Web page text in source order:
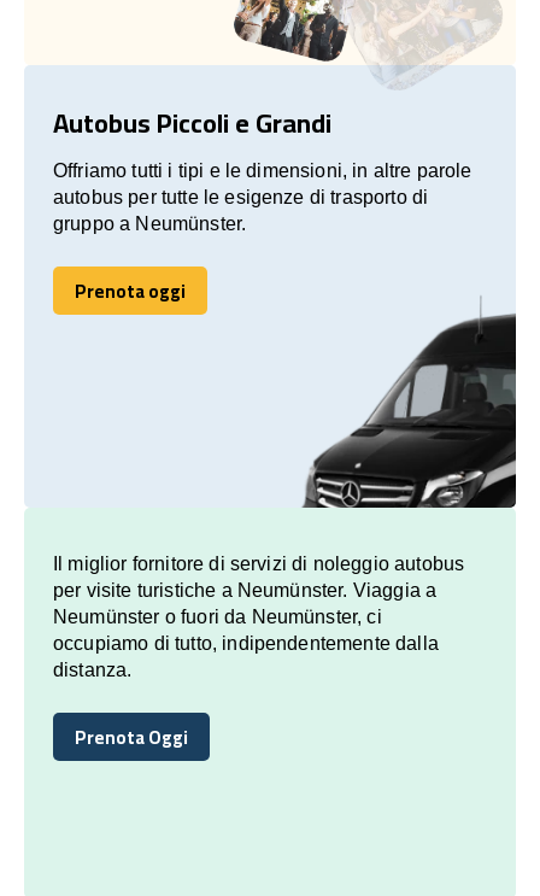
Autobus Piccoli e Grandi
Offriamo tutti i tipi e le dimensioni, in altre parole
autobus per tutte le esigenze di trasporto di
gruppo a Neumünster.
Prenota oggi
Prenota oggi
Il miglior fornitore di servizi di noleggio autobus
per visite turistiche a Neumünster. Viaggia a
Neumünster o fuori da Neumünster, ci
occupiamo di tutto, indipendentemente dalla
distanza.
Prenota Oggi
Prenota Oggi